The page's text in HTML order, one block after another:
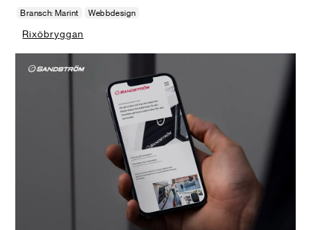
Bransch: Marint Webbdesign
Rixöbryggan